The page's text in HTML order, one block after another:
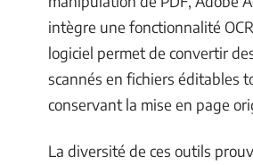
intègre une fonctionnalité
logiciel permet de convertir
scannés en fichiers éditables
conservant la mise en page
La diversité de ces outils